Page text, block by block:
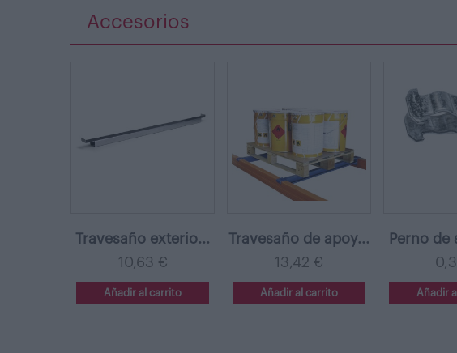
Accesorios
Travesaño exterio...
10,63 €
Añadir al carrito
Travesaño de apoy...
13,42 €
Añadir al carrito
Perno de
Añadir